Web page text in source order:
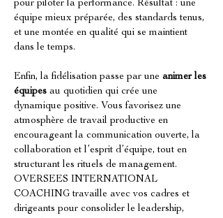
pour piloter la performance. Résultat : une
équipe mieux préparée, des standards tenus,
et une montée en qualité qui se maintient
dans le temps.
Enfin, la fidélisation passe par une animer les
équipes au quotidien qui crée une
dynamique positive. Vous favorisez une
atmosphère de travail productive en
encourageant la communication ouverte, la
collaboration et l’esprit d’équipe, tout en
structurant les rituels de management.
OVERSEES INTERNATIONAL
COACHING travaille avec vos cadres et
dirigeants pour consolider le leadership,